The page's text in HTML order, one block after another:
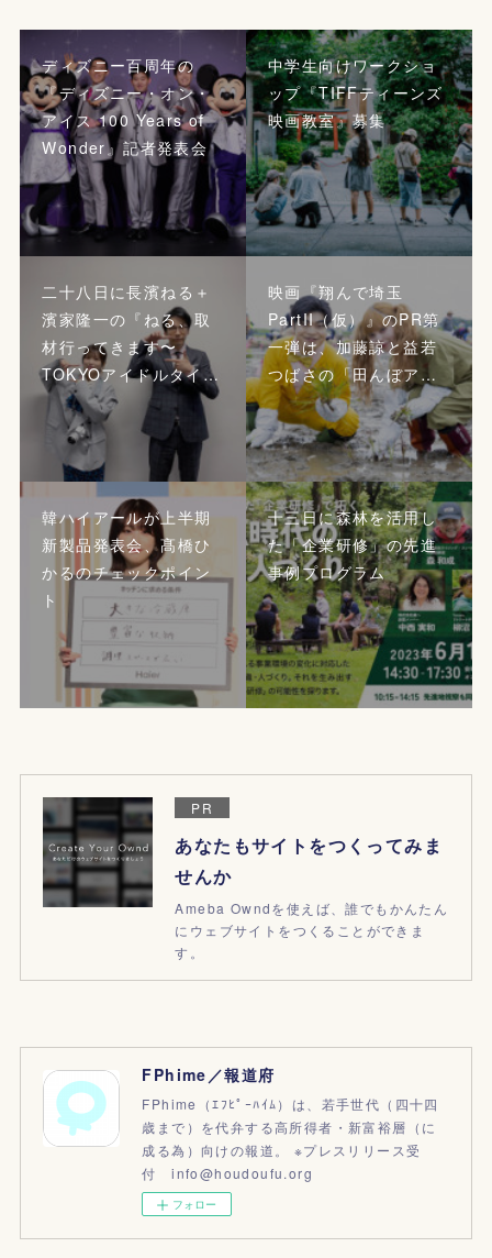
ディズニー百周年の
『ディズニー・オン・
アイス 100 Years of
Wonder』記者発表会
中学生向けワークショ
ップ『TIFFティーンズ
映画教室』募集
二十八日に長濱ねる＋
濱家隆一の『ねる、取
材行ってきます〜
TOKYOアイドルタイ…
映画『翔んで埼玉
PartII（仮）』のPR第
一弾は、加藤諒と益若
つばさの「田んぼア…
韓ハイアールが上半期
新製品発表会、髙橋ひ
かるのチェックポイン
ト
十三日に森林を活用し
た「企業研修」の先進
事例プログラム
PR
あなたもサイトをつくってみま
せんか
Ameba Owndを使えば、誰でもかんたん
にウェブサイトをつくることができま
す。
FPhime／報道府
FPhime（ｴﾌﾋﾟｰﾊｲﾑ）は、若手世代（四十四
歳まで）を代弁する高所得者・新富裕層（に
成る為）向けの報道。 ※プレスリリース受
付 info@houdoufu.org
フォロー